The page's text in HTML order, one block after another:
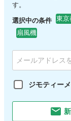
す。
選択中の条件 東京
扇風機
ジモティー